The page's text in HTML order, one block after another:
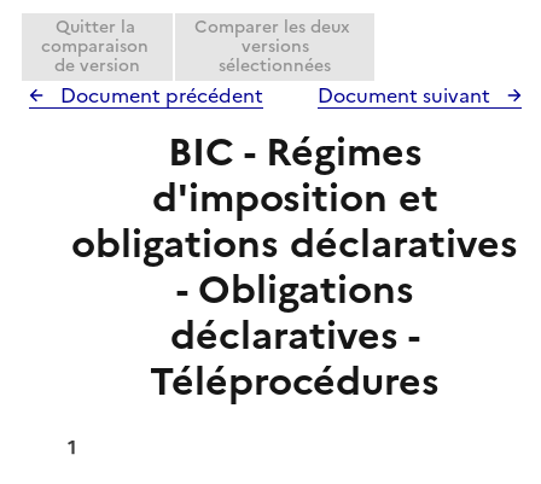
Quitter la
comparaison
de version
Comparer les deux
versions
sélectionnées
Document précédent Document suivant
BIC - Régimes
d'imposition et
obligations déclaratives
- Obligations
déclaratives -
Téléprocédures
1